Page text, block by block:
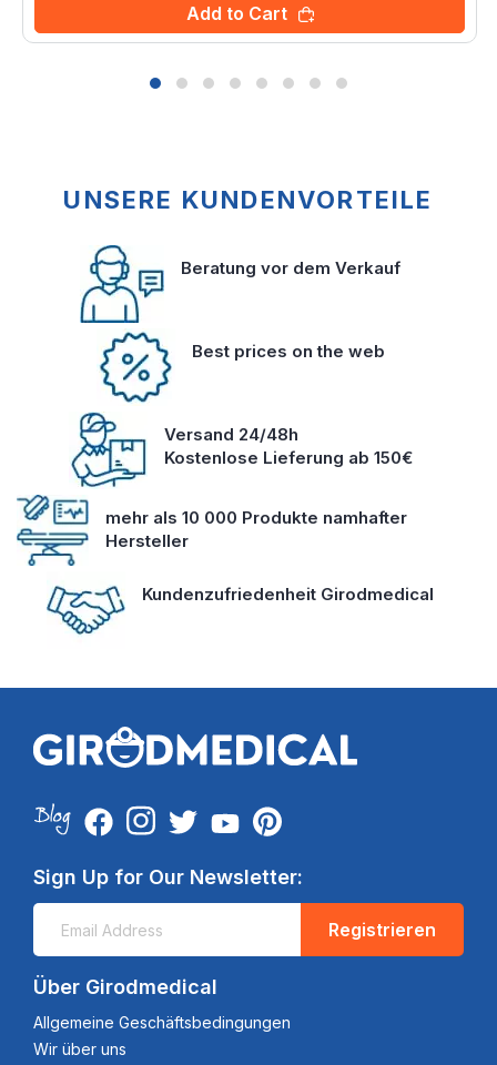
Add to Cart
UNSERE KUNDENVORTEILE
Beratung vor dem Verkauf
Best prices on the web
Versand 24/48h
Kostenlose Lieferung ab 150€
mehr als 10 000 Produkte namhafter
Hersteller
Kundenzufriedenheit Girodmedical
Sign Up for Our Newsletter:
Registrieren
Über Girodmedical
Allgemeine Geschäftsbedingungen
Wir über uns